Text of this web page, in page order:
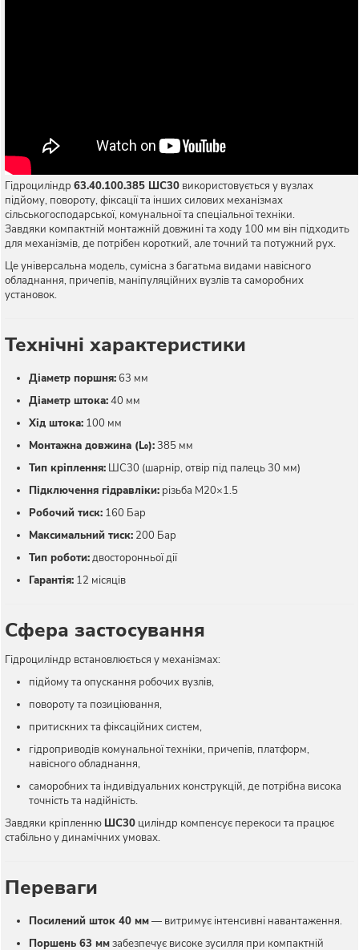
Гідроциліндр 63.40.100.385 ШС30 використовується у вузлах
підйому, повороту, фіксації та інших силових механізмах
сільськогосподарської, комунальної та спеціальної техніки.
Завдяки компактній монтажній довжині та ходу 100 мм він підходить
для механізмів, де потрібен короткий, але точний та потужний рух.
Це універсальна модель, сумісна з багатьма видами навісного
обладнання, причепів, маніпуляційних вузлів та саморобних
установок.
Технічні характеристики
Діаметр поршня:63 мм
Діаметр штока:40 мм
Хід штока: 100 мм
Монтажна довжина (L₀):385 мм
Тип кріплення: ШС30 (шарнір, отвір під палець 30 мм)
Підключення гідравліки: різьба М20×1.5
Робочий тиск: 160 Бар
Максимальний тиск: 200 Бар
Тип роботи:двосторонньої дії
Гарантія: 12 місяців
Сфера застосування
Гідроциліндр встановлюється у механізмах:
підйому та опускання робочих вузлів,
повороту та позиціювання,
притискних та фіксаційних систем,
гідроприводів комунальної техніки, причепів, платформ,
навісного обладнання,
саморобних та індивідуальних конструкцій, де потрібна висока
точність та надійність.
Завдяки кріпленню ШС30 циліндр компенсує перекоси та працює
стабільно у динамічних умовах.
Переваги
Посилений шток 40 мм— витримує інтенсивні навантаження.
Поршень 63 ммзабезпечує високе зусилля при компактній